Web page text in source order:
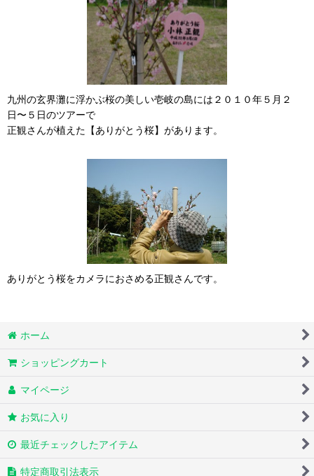
九州の玄界灘に浮かぶ桜の美しい壱岐の島には２０１０年５月２
日〜５日のツアーで
正観さんが植えた【ありがとう桜】があります。
ありがとう桜をカメラにおさめる正観さんです。
ホーム
ショッピングカート
マイページ
お気に入り
最近チェックしたアイテム
特定商取引法表示